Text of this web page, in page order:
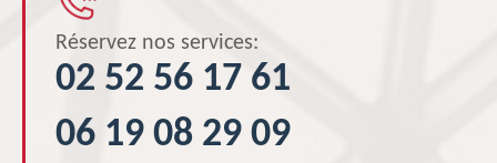
Réservez nos services:
02 52 56 17 61
06 19 08 29 09